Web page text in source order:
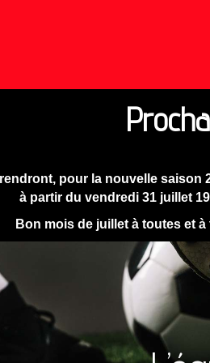
pour la nouvelle saison
à partir du vendredi 31 juillet
Bon mois de juillet à toutes et à